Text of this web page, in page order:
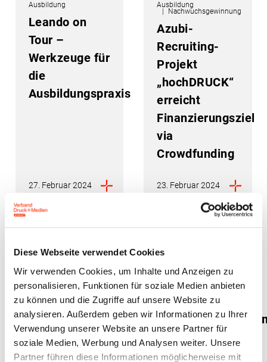
Diese Webseite verwendet Cookies
Wir verwenden Cookies, um Inhalte und Anzeigen zu
personalisieren, Funktionen für soziale Medien anbieten
zu können und die Zugriffe auf unsere Website zu
analysieren. Außerdem geben wir Informationen zu Ihrer
Verwendung unserer Website an unsere Partner für
soziale Medien, Werbung und Analysen weiter. Unsere
Partner führen diese Informationen möglicherweise mit
Ausbildung
Leando on
Tour –
Werkzeuge für
die
Ausbildungspraxis
27. Februar 2024
Ausbildung
Nachwuchsgewinnung
Azubi-
Recruiting-
Projekt
„hochDRUCK“
erreicht
Finanzierungsziel
via
Crowdfunding
23. Februar 2024
Senden Sie
uns Ihre
Stellenangebote
zur
29. GC-
vom 24. – 26.
April 2024